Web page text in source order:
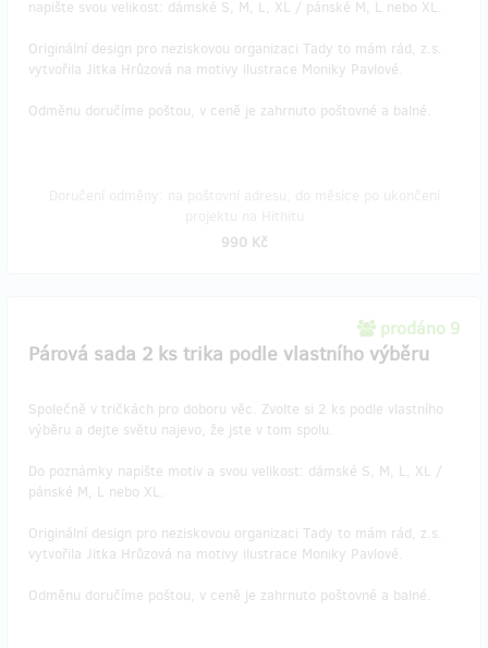
napište svou velikost: dámské S, M, L, XL / pánské M, L nebo XL.
Originální design pro neziskovou organizaci Tady to mám rád, z.s.
vytvořila Jitka Hrůzová na motivy ilustrace Moniky Pavlové.
Odměnu doručíme poštou, v ceně je zahrnuto poštovné a balné.
990 Kč
prodáno 9
Párová sada 2 ks trika podle vlastního výběru
Společně v tričkách pro doboru věc. Zvolte si 2 ks podle vlastního
výběru a dejte světu najevo, že jste v tom spolu.
Do poznámky napište motiv a svou velikost: dámské S, M, L, XL /
pánské M, L nebo XL.
Originální design pro neziskovou organizaci Tady to mám rád, z.s.
vytvořila Jitka Hrůzová na motivy ilustrace Moniky Pavlové.
Odměnu doručíme poštou, v ceně je zahrnuto poštovné a balné.